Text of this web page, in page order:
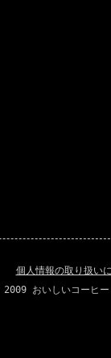
個人情報の取り扱い
おいしいコー